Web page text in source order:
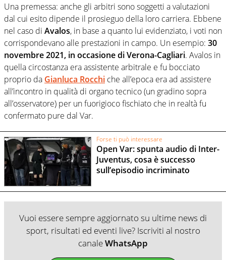
Una premessa: anche gli arbitri sono soggetti a valutazioni
dal cui esito dipende il prosieguo della loro carriera. Ebbene
nel caso di Avalos, in base a quanto lui evidenziato, i voti non
corrispondevano alle prestazioni in campo. Un esempio: 30
novembre 2021, in occasione di Verona-Cagliari. Avalos in
quella circostanza era assistente arbitrale e fu bocciato
proprio da Gianluca Rocchi che all’epoca era ad assistere
all’incontro in qualità di organo tecnico (un gradino sopra
all’osservatore) per un fuorigioco fischiato che in realtà fu
confermato pure dal Var.
Forse ti può interessare
Open Var: spunta audio di Inter-
Juventus, cosa è successo
sull’episodio incriminato
Vuoi essere sempre aggiornato su ultime news di
sport, risultati ed eventi live? Iscriviti al nostro
canaleWhatsApp